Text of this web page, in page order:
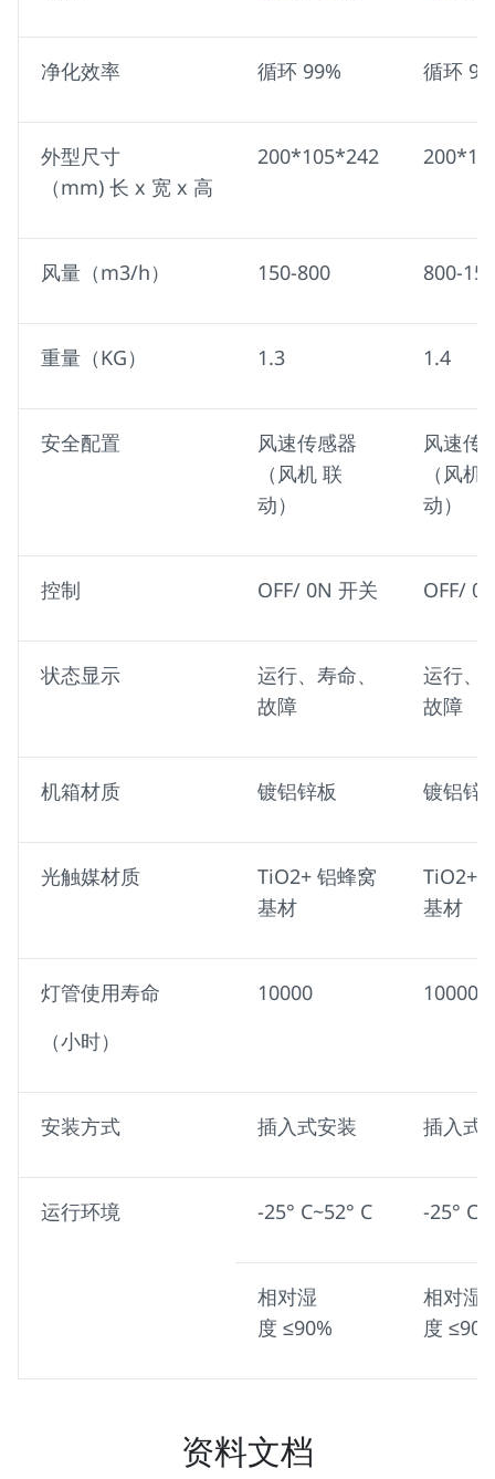
净化效率 循环 99% 循环
外型尺寸
（mm) 长 x 宽 x 高
200*105*242
风量（m3/h） 150-800 800-
重量（KG） 1.3 1.4
安全配置
风速传感器
（风机 联
动）
风速传
（风机
动）
控制 OFF/ 0N 开关 OFF/
状态显示
运行、寿命、
故障
运行、
故障
机箱材质 镀铝锌板 镀铝锌
光触媒材质
TiO2+ 铝蜂窝
基材
TiO2+
基材
灯管使用寿命
（小时）
10000 10000
安装方式 插入式安装 插入式
运行环境 -25° C~52° C -25°
相对湿
度 ≤90%
相对湿
度
资料文档